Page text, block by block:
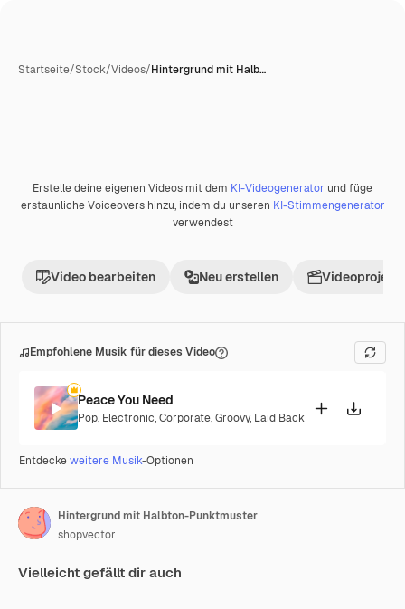
Startseite/Stock/Videos/Hintergrund mit Halb…
Premium
Erstelle deine eigenen Videos mit dem KI-Videogenerator und füge
erstaunliche Voiceovers hinzu, indem du unseren KI-Stimmengenerator
verwendest
Video bearbeiten Neu erstellen Videoprojekt
Empfohlene Musik für dieses Video
Peace You Need
Pop, Electronic,Corporate,Groovy, Laid Back
Entdeckeweitere Musik-Optionen
Hintergrund mit Halbton-Punktmuster
shopvector
Vielleicht gefällt dir auch